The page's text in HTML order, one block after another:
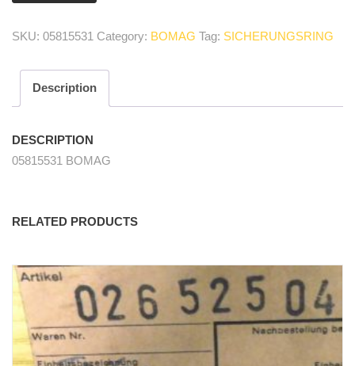
quantity
SKU: 05815531 Category: BOMAG Tag: SICHERUNGSRING
Description
DESCRIPTION
05815531 BOMAG
RELATED PRODUCTS